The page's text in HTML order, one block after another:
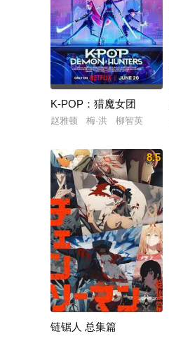
K-POP：猎魔女团
赵雅顿 梅·洪 柳智英
8.5
链锯人 总集篇